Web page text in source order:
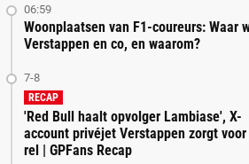
06:59
Woonplaatsen van F1-coureurs: Waar
Verstappen en co, en waarom?
7-8
RECAP
'Red Bull haalt opvolger Lambiase', X-
account privéjet Verstappen zorgt
rel | GPFans Recap